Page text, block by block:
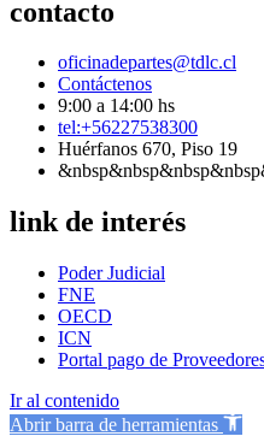
contacto
oficinadepartes@tdlc.cl
Contáctenos
9:00 a 14:00 hs
tel:+56227538300
Huérfanos 670, Piso 19
link de interés
Poder Judicial
FNE
OECD
ICN
Portal pago de
Ir al contenido
Abrir barra de herramientas